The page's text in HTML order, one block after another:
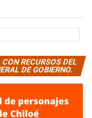
RECURSOS DEL
DE GOBIERNO.